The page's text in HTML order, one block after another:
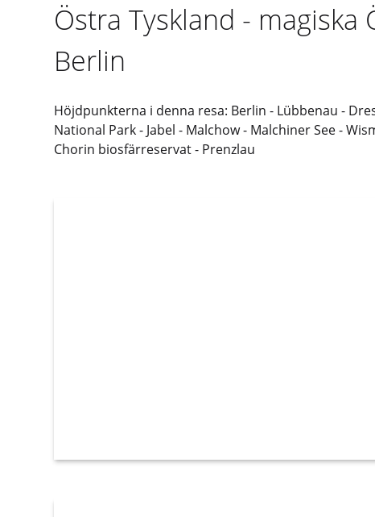
Östra Tyskland -
Berlin
Höjdpunkterna i denna resa: Berlin - Lübbenau -
National Park - Jabel - Malchow - Malchiner See -
Chorin biosfärreservat - Prenzlau